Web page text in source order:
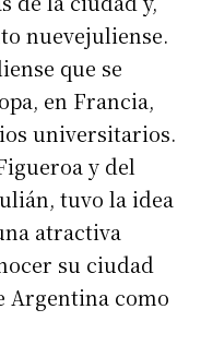
nuevejuliense.
que se
en Francia,
universitarios.
y del
tuvo la idea
atractiva
su ciudad
Argentina como